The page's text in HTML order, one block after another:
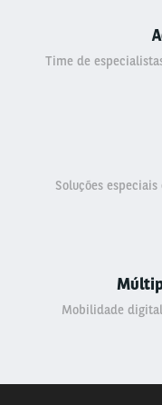
Time de
Soluções
Mobilidade